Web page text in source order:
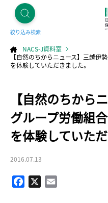
絞り込み検索
NACS-J資料室
【自然のちからニュース】三越伊
を体験していただきました。
【自然のちから
グループ労働組
を体験していた
2016.07.13
Facebook